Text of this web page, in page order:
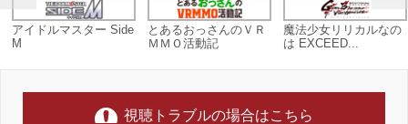
アイドルマスター Side
M
とあるおっさんのＶＲ
ＭＭＯ活動記
魔法少女リリカルなの
は EXCEED...
視聴トラブルの場合はこちら